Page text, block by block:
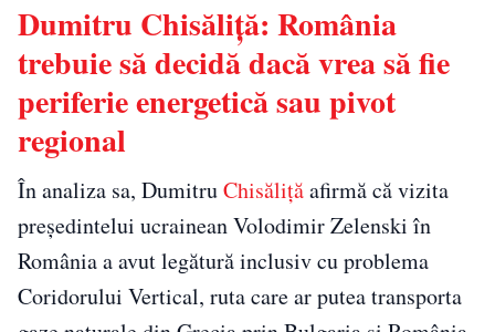
Dumitru Chisăliță: România
trebuie să decidă dacă vrea să fie
periferie energetică sau pivot
regional
În analiza sa, DumitruChisălițăafirmă că vizita
președintelui ucrainean Volodimir Zelenski în
România a avut legătură inclusiv cu problema
Coridorului Vertical, ruta care ar putea transporta